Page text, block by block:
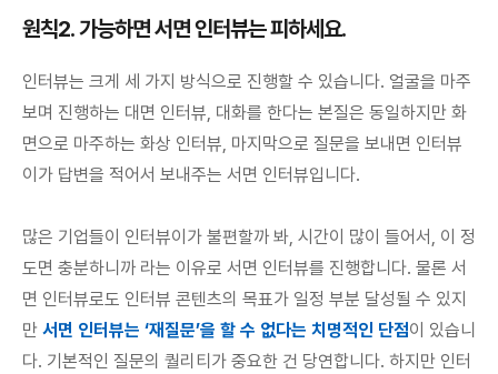
원칙2. 가능하면 서면 인터뷰는 피하세요.
인터뷰는 크게 세 가지 방식으로 진행할 수 있습니다. 얼굴을 마주
보며 진행하는 대면 인터뷰, 대화를 한다는 본질은 동일하지만 화
면으로 마주하는 화상 인터뷰, 마지막으로 질문을 보내면 인터뷰
이가 답변을 적어서 보내주는 서면 인터뷰입니다.
많은 기업들이 인터뷰이가 불편할까 봐, 시간이 많이 들어서, 이 정
도면 충분하니까 라는 이유로 서면 인터뷰를 진행합니다. 물론 서
면 인터뷰로도 인터뷰 콘텐츠의 목표가 일정 부분 달성될 수 있지
만 서면 인터뷰는 ‘재질문’을 할 수 없다는 치명적인 단점이 있습니
다. 기본적인 질문의 퀄리티가 중요한 건 당연합니다. 하지만 인터